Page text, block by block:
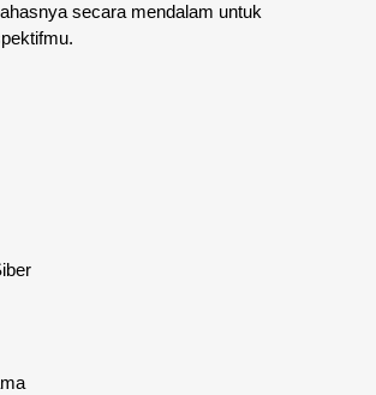
secara mendalam untuk